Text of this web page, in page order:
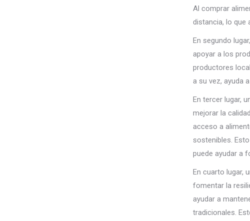
Al comprar
distancia, lo que
En segundo
apoyar a los
productores
a su vez, ayuda
En tercer lugar,
mejorar la
acceso a
sostenibles.
puede ayudar a
En cuarto lugar,
fomentar la
ayudar a
tradicionales.